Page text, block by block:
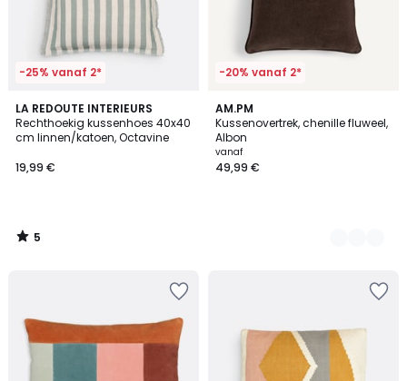
-25% vanaf 2*
LA REDOUTE INTERIEURS
Rechthoekig kussenhoes 40x40
cm linnen/katoen, Octavine
19,99 €
5
/
5
5
/
-20% vanaf 2*
AM.PM
Kussenovertrek, chenille fluweel,
Albon
vanaf
49,99 €
4
Kleuren